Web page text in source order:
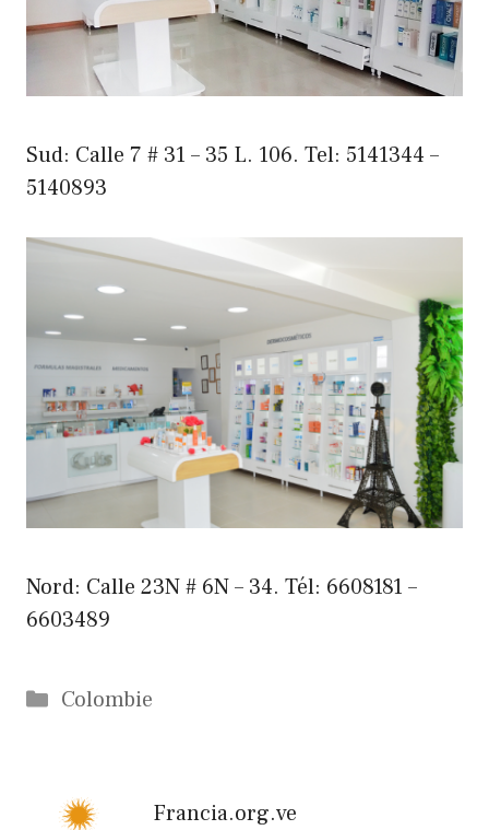
Sud: Calle 7 # 31 – 35 L. 106. Tel: 5141344 –
5140893
Nord: Calle 23N # 6N – 34. Tél: 6608181 –
6603489
Catégories
Colombie
Francia.org.ve